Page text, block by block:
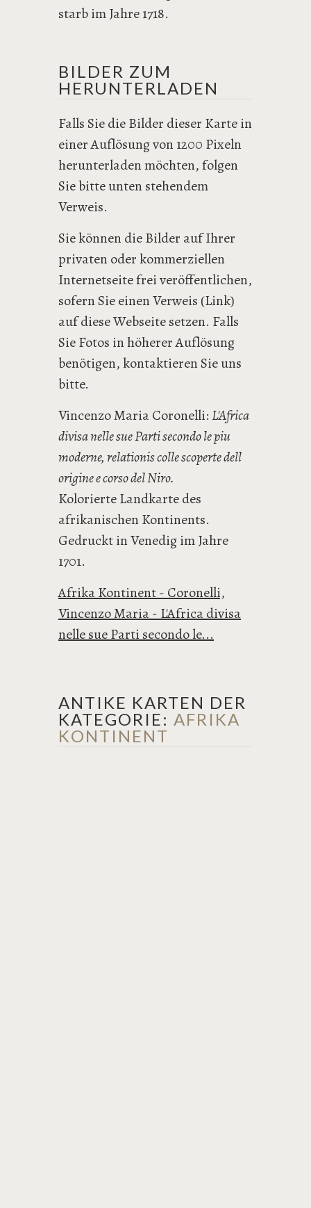
starb im Jahre 1718.
BILDER ZUM
HERUNTERLADEN
Falls Sie die Bilder dieser Karte in
einer Auflösung von 1200 Pixeln
herunterladen möchten, folgen
Sie bitte unten stehendem
Verweis.
Sie können die Bilder auf Ihrer
privaten oder kommerziellen
Internetseite frei veröffentlichen,
sofern Sie einen Verweis (Link)
auf diese Webseite setzen. Falls
Sie Fotos in höherer Auflösung
benötigen, kontaktieren Sie uns
bitte.
Vincenzo Maria Coronelli: L'Africa
divisa nelle sue Parti secondo le piu
moderne, relationis colle scoperte dell
origine e corso del Niro.
Kolorierte Landkarte des
afrikanischen Kontinents.
Gedruckt in Venedig im Jahre
1701.
Afrika Kontinent - Coronelli,
Vincenzo Maria - L'Africa divisa
nelle sue Parti secondo le...
ANTIKE KARTEN DER
KATEGORIE: AFRIKA
KONTINENT